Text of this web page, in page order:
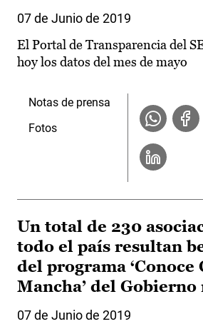
07 de Junio de 2019
El Portal de Transparencia del
hoy los datos del mes de mayo
Notas de prensa
Fotos
Un total de 230
todo el país resultan
del programa ‘Conoce
Mancha’ del
07 de Junio de 2019